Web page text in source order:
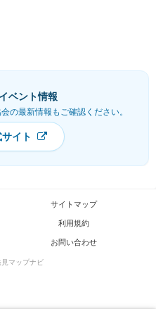
ベント情報
の最新情報もご確認ください。
イト
サイトマップ
利用規約
お問い合わせ
マップナビ